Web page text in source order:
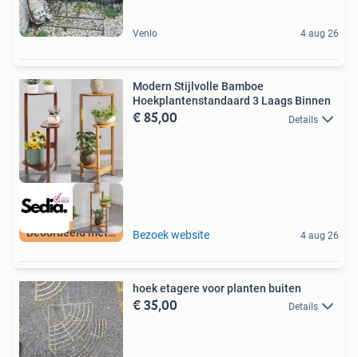
Venlo 4 aug 26
Beoordeeld met 9+
Modern Stijlvolle Bamboe
Hoekplantenstandaard 3 Laags Binnen
€ 85,00 Details
Bezoek website 4 aug 26
hoek etagere voor planten buiten
€ 35,00 Details